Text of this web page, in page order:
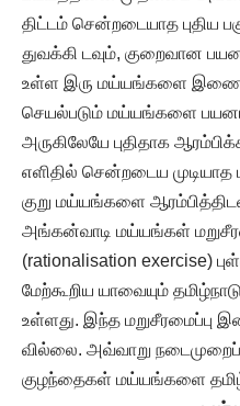
திட்டம் சென்றடையாத புதிய
துவக்கி டவும், குறைவான
உள்ள இரு மய்யங்களை
செயல்படும் மய்யங்களை
அருகிலேயே புதிதாக
எளிதில் சென்றடைய முடியாத
குறு மய்யங்களை
அங்கன்வாடி மய்யங்கள்
(rationalisation exercise)
மேற்கூறிய யாவையும்
உள்ளது. இந்த மறுசீரமைப்பு
வில்லை. அவ்வாறு
குழந்தைகள் மய்யங்களை